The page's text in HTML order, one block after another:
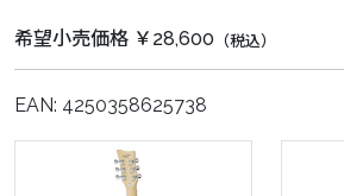
希望小売価格 ￥28,600 （税込）
EAN: 4250358625738